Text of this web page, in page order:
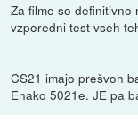
Za filme so
vzporedni test vseh
CS21 imajo prešvoh
Enako 5021e. JE pa